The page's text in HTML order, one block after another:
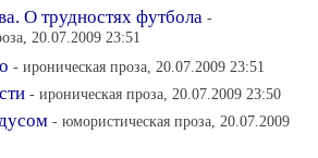
О трудностях футбола -
20.07.2009 23:51
- ироническая проза, 20.07.2009 23:51
- ироническая проза, 20.07.2009 23:50
- юмористическая проза, 20.07.2009